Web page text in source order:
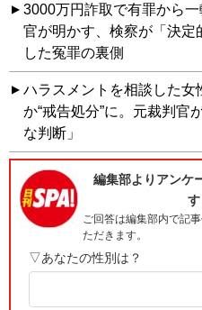
3000万円詐取で有罪から一
官が明かす、検察が「決定
した冤罪の裏側
ハラスメントを相談した女
か“戒告処分”に。元裁判官
な判断」